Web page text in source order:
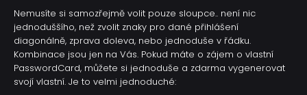
Nemusíte si samozřejmě volit pouze sloupce.. není nic
jednoduššího, než zvolit znaky pro dané přihlášení
diagonálně, zprava doleva, nebo jednoduše v řádku.
Kombinace jsou jen na Vás. Pokud máte o zájem o vlastní
PasswordCard, můžete si jednoduše a zdarma vygenerovat
svojí vlastní. Je to velmi jednoduché: